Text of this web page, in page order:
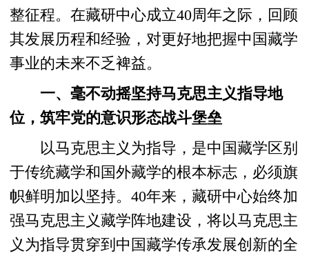
整征程。在藏研中心成立40周年之际，回顾
其发展历程和经验，对更好地把握中国藏学
事业的未来不乏裨益。
一、毫不动摇坚持马克思主义指导地
位，筑牢党的意识形态战斗堡垒
以马克思主义为指导，是中国藏学区别
于传统藏学和国外藏学的根本标志，必须旗
帜鲜明加以坚持。40年来，藏研中心始终加
强马克思主义藏学阵地建设，将以马克思主
义为指导贯穿到中国藏学传承发展创新的全